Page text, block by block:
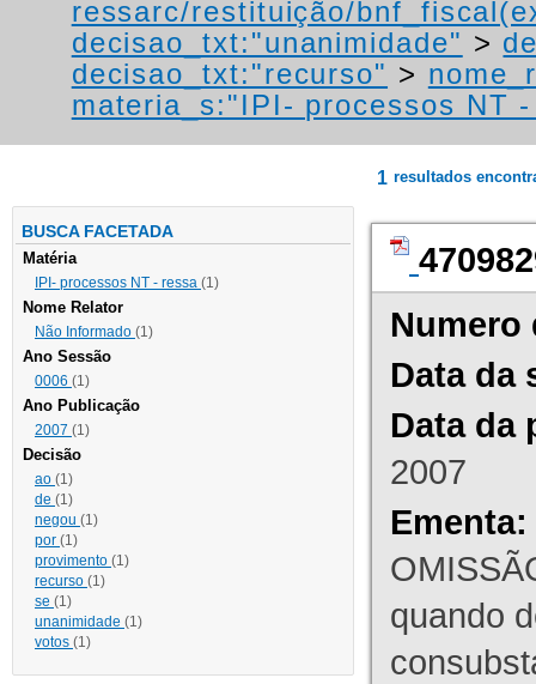
ressarc/restituição/
decisao_txt:"unanimidade" >
decisao_txt:"recurso" >
materia_s:"IPI- processos NT
BUSCA FACETADA
Matéria
IPI- processos NT - ressa (1)
Nome Relator
Não Informado (1)
Ano Sessão
0006 (1)
Ano Publicação
2007 (1)
Decisão
ao (1)
de (1)
negou (1)
por (1)
provimento (1)
recurso (1)
se (1)
unanimidade (1)
votos (1)
1 resultados
Numero
Data da
Data da
2007
Ementa:
quando